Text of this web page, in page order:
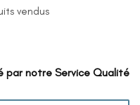
vendus
par notre Service Qualité